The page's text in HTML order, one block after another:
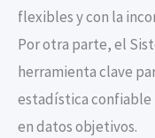
flexibles y con la
Por otra parte, el
herramienta clave
estadística confiable
en datos objetivos.